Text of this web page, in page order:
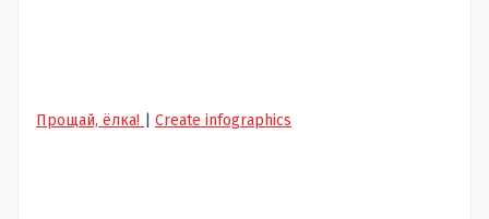
Прощай, ёлка! Create infographics